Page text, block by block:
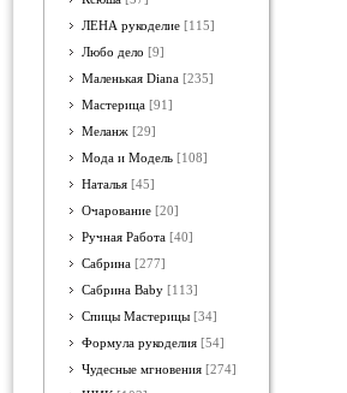
ЛЕНА рукоделие [115]
Любо дело [9]
Маленькая Diana [235]
Мастерица [91]
Меланж [29]
Мода и Модель [108]
Наталья [45]
Очарование [20]
Ручная Работа [40]
Сабрина [277]
Сабрина Baby [113]
Спицы Мастерицы [34]
Формула рукоделия [54]
Чудесные мгновения [274]